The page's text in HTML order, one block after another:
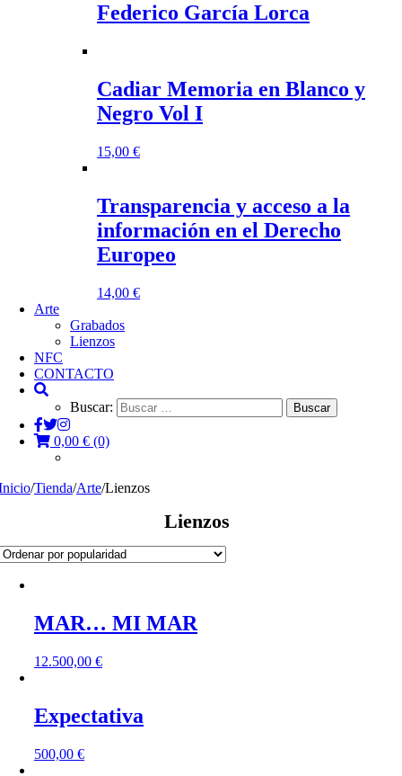
Federico García Lorca
Cadiar Memoria en Blanco y
Negro Vol I
15,00 €
Transparencia y acceso a la
información en el Derecho
Europeo
14,00 €
Arte
Grabados
Lienzos
NFC
CONTACTO
Buscar:
0,00 € (0)
/Tienda/Arte/Lienzos
Lienzos
MAR… MI MAR
12.500,00 €
Expectativa
500,00 €